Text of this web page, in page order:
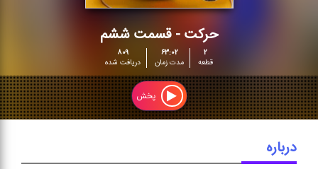
حركت - قسمت ششم
مجموعه ای از موسیقی مناسب
پخش در هنگام ورزش درخانه یا
در اماکن و باشگاههای ورزشی به
سلیقه حسین خلیل نژاد تهیه
کننده برنامه های ورزشی رادیو
حركت - قسمت ششم
۲
قطعه
۶۳:۰۲
مدت زمان
۸۰۹
دریافت شده
پخش
درباره